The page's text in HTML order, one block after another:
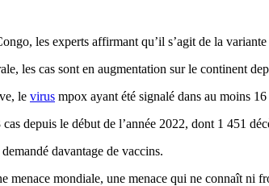
les experts affirmant qu’il s’agit de la
les cas sont en augmentation sur le continent
le virus mpox ayant été signalé dans au moins
depuis le début de l’année 2022, dont 1 451
davantage de vaccins.
menace mondiale, une menace qui ne connaît